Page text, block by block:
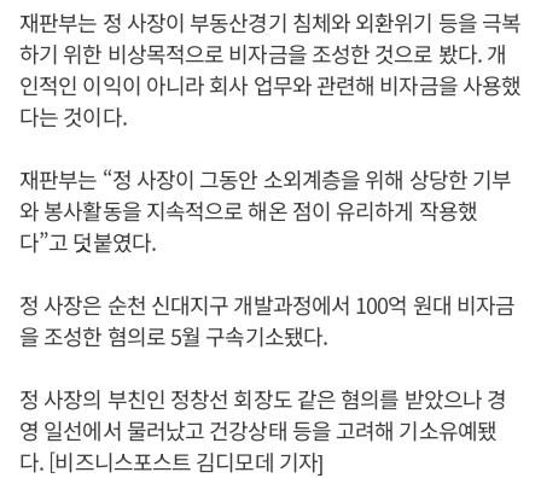
재판부는 정 사장이 부동산경기 침체와 외환위기 등을 극복
하기 위한 비상목적으로 비자금을 조성한 것으로 봤다. 개
인적인 이익이 아니라 회사 업무와 관련해 비자금을 사용했
다는 것이다.
재판부는 “정 사장이 그동안 소외계층을 위해 상당한 기부
와 봉사활동을 지속적으로 해온 점이 유리하게 작용했
다”고 덧붙였다.
정 사장은 순천 신대지구 개발과정에서 100억 원대 비자금
을 조성한 혐의로 5월 구속기소됐다.
정 사장의 부친인 정창선 회장도 같은 혐의를 받았으나 경
영 일선에서 물러났고 건강상태 등을 고려해 기소유예됐
다. [비즈니스포스트 김디모데 기자]